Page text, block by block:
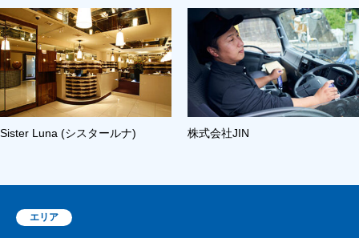
Sister Luna (シスタールナ) 株式会社JIN
エリア